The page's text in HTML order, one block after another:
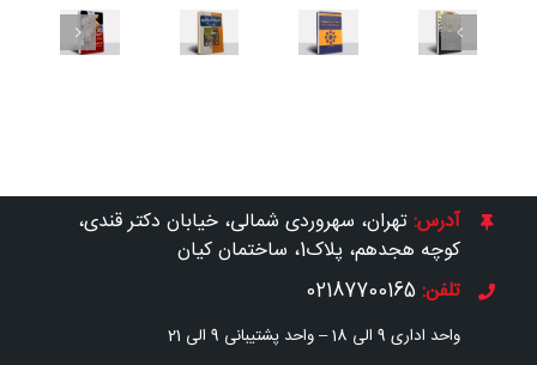
FMCG
آینده‌نگری
آن‌ها
اصول
مدیریت
خرده
فروشی
اصول
مشارکت
آدرس:تهران، سهروردی شمالی، خیابان دکتر قندی،
کوچه هجدهم، پلاک1، ساختمان کیان
تلفن:02187700165
واحد اداری 9 الی 18 – واحد پشتیبانی 9 الی 21